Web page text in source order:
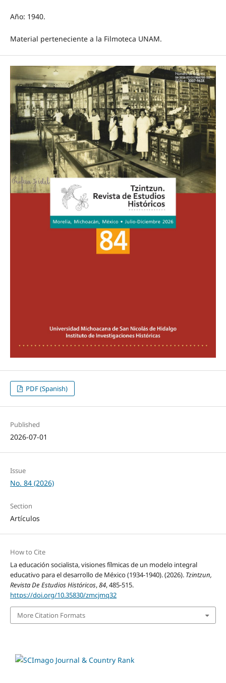
Año: 1940.
Material perteneciente a la Filmoteca UNAM.
PDF (Spanish)
Published
2026-07-01
Issue
No. 84 (2026)
Section
Artículos
How to Cite
La educación socialista, visiones fílmicas de un modelo integral
educativo para el desarrollo de México (1934-1940). (2026). Tzintzun,
Revista De Estudios Históricos,84, 485-515.
https://doi.org/10.35830/zmcjmq32
More Citation Formats